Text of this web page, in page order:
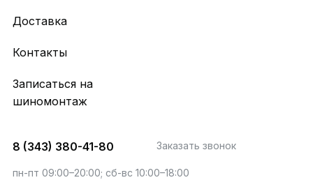
Доставка
Контакты
Записаться на
шиномонтаж
8 (343) 380-41-80 Заказать звонок
пн-пт 09:00–20:00; сб-вс 10:00–18:00